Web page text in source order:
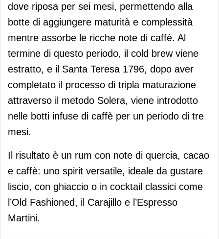
dove riposa per sei mesi, permettendo alla
botte di aggiungere maturità e complessità
mentre assorbe le ricche note di caffè. Al
termine di questo periodo, il cold brew viene
estratto, e il Santa Teresa 1796, dopo aver
completato il processo di tripla maturazione
attraverso il metodo Solera, viene introdotto
nelle botti infuse di caffè per un periodo di tre
mesi.
Il risultato è un rum con note di quercia, cacao
e caffè: uno spirit versatile, ideale da gustare
liscio, con ghiaccio o in cocktail classici come
l’Old Fashioned, il Carajillo e l’Espresso
Martini.